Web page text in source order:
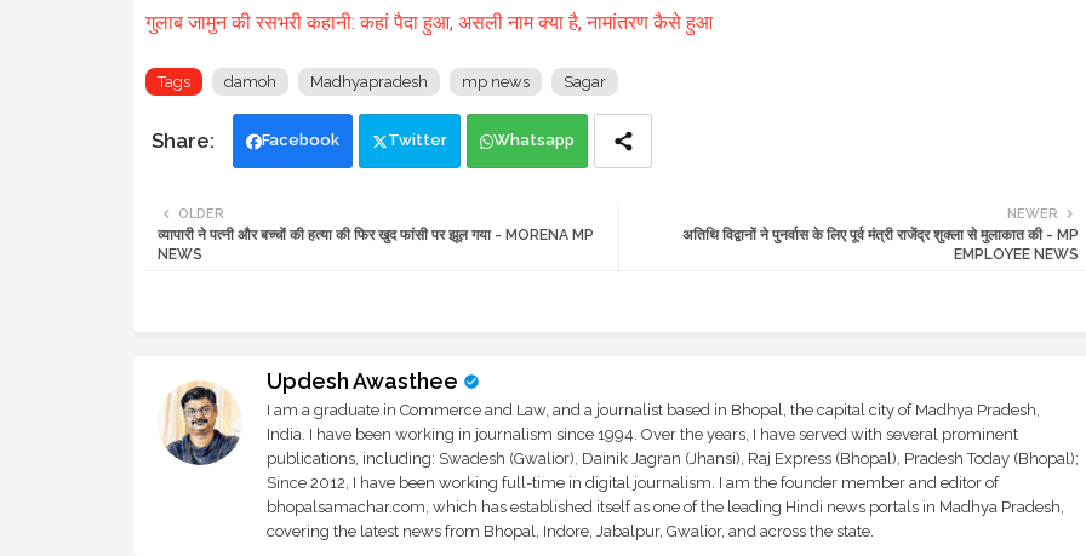
गुलाब जामुन की रसभरी कहानी: कहां पैदा हुआ, असली नाम क्या है, नामांतरण कैसे हुआ
Tags damoh Madhyapradesh mp news Sagar
Facebook Twitter Whatsapp
NEWER
अतिथि विद्वानों ने पुनर्वास के लिए पूर्व मंत्री राजेंद्र शुक्ला से मुलाकात की - MP
EMPLOYEE NEWS
OLDER
व्यापारी ने पत्नी और बच्चों की हत्या की फिर खुद फांसी पर झूल गया - MORENA MP
NEWS
Updesh Awasthee
I am a graduate in Commerce and Law, and a journalist based in Bhopal, the capital city of Madhya Pradesh,
India. I have been working in journalism since 1994. Over the years, I have served with several prominent
publications, including: Swadesh (Gwalior), Dainik Jagran (Jhansi), Raj Express (Bhopal), Pradesh Today (Bhopal);
Since 2012, I have been working full-time in digital journalism. I am the founder member and editor of
bhopalsamachar.com, which has established itself as one of the leading Hindi news portals in Madhya Pradesh,
covering the latest news from Bhopal, Indore, Jabalpur, Gwalior, and across the state.